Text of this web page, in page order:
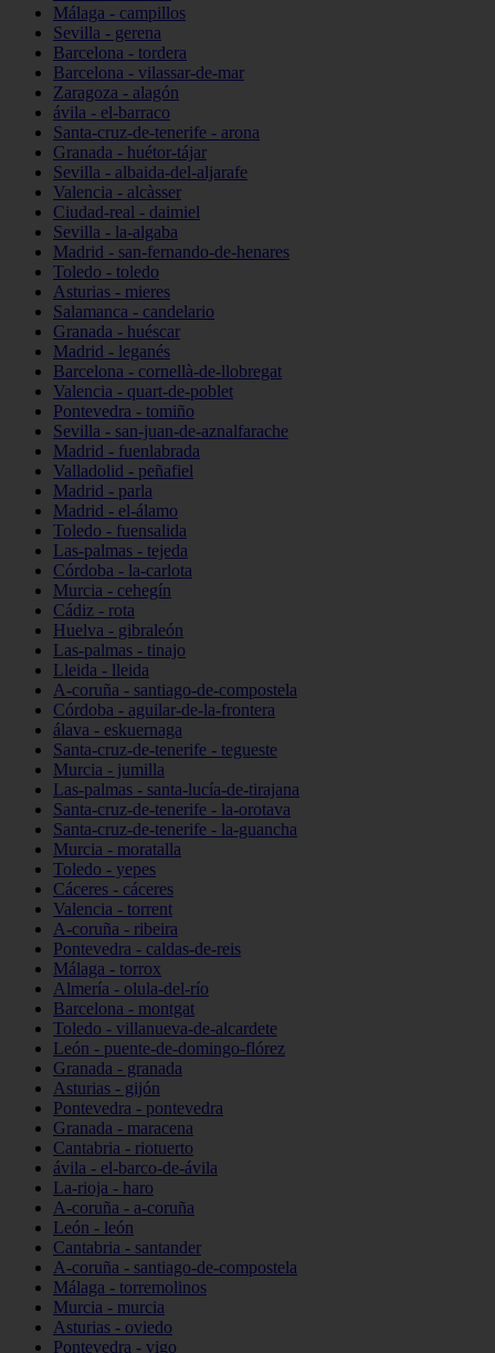
Málaga - campillos
Sevilla - gerena
Barcelona - tordera
Barcelona - vilassar-de-mar
Zaragoza - alagón
ávila - el-barraco
Santa-cruz-de-tenerife - arona
Granada - huétor-tájar
Sevilla - albaida-del-aljarafe
Valencia - alcàsser
Ciudad-real - daimiel
Sevilla - la-algaba
Madrid - san-fernando-de-henares
Toledo - toledo
Asturias - mieres
Salamanca - candelario
Granada - huéscar
Madrid - leganés
Barcelona - cornellà-de-llobregat
Valencia - quart-de-poblet
Pontevedra - tomiño
Sevilla - san-juan-de-aznalfarache
Madrid - fuenlabrada
Valladolid - peñafiel
Madrid - parla
Madrid - el-álamo
Toledo - fuensalida
Las-palmas - tejeda
Córdoba - la-carlota
Murcia - cehegín
Cádiz - rota
Huelva - gibraleón
Las-palmas - tinajo
Lleida - lleida
A-coruña - santiago-de-compostela
Córdoba - aguilar-de-la-frontera
álava - eskuernaga
Santa-cruz-de-tenerife - tegueste
Murcia - jumilla
Las-palmas - santa-lucía-de-tirajana
Santa-cruz-de-tenerife - la-orotava
Santa-cruz-de-tenerife - la-guancha
Murcia - moratalla
Toledo - yepes
Cáceres - cáceres
Valencia - torrent
A-coruña - ribeira
Pontevedra - caldas-de-reis
Málaga - torrox
Almería - olula-del-río
Barcelona - montgat
Toledo - villanueva-de-alcardete
León - puente-de-domingo-flórez
Granada - granada
Asturias - gijón
Pontevedra - pontevedra
Granada - maracena
Cantabria - riotuerto
ávila - el-barco-de-ávila
La-rioja - haro
A-coruña - a-coruña
León - león
Cantabria - santander
A-coruña - santiago-de-compostela
Málaga - torremolinos
Murcia - murcia
Asturias - oviedo
Pontevedra - vigo